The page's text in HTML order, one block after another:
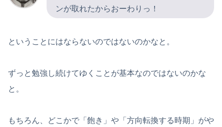
ンが取れたからおーわりっ！
ということにはならないのではないのかなと。
ずっと勉強し続けてゆくことが基本なのではないのかな
と。
もちろん、どこかで「飽き」や「方向転換する時期」がや